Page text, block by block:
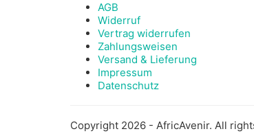
AGB
Widerruf
Vertrag widerrufen
Zahlungsweisen
Versand & Lieferung
Impressum
Datenschutz
Copyright 2026 - AfricAvenir. All